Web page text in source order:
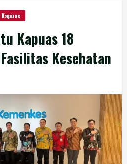
Kapuas 18
Kesehatan